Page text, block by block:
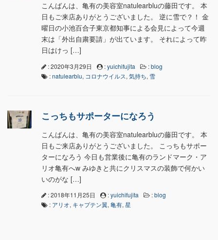
こんばんは、亀有の美容室natulearbluの藤田です。 本
日もご来店ありがとうございました。 逆に雪で？！ 金
曜日の小池百合子東京都知事による会見によって今週
末は「外出自粛要請」が出ています。 それによって昨
日はけっ […]
: 2020年3月29日 :yuichifujita :blog
:natulearblu, コロナウイルス, 気持ち, 雪
こっちもサポーターになろう
こんばんは、亀有の美容室natulearbluの藤田です。 本
日もご来店ありがとうございました。 こっちもサポー
ターになろう 今日も営業後に亀有のランドマーク・ア
リオ亀有へw みゆきと共にクリスマスの装飾で何かい
いのがな […]
: 2018年11月25日 :yuichifujita :blog
: アリオ, キャプテン翼, 亀有, 星